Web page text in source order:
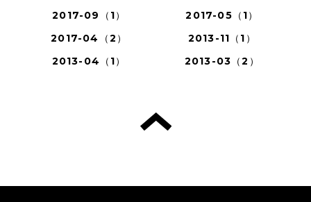
2017-09（1）
2017-05（1）
2017-04（2）
2013-11（1）
2013-04（1）
2013-03（2）